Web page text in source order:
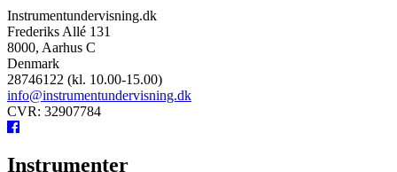
Instrumentundervisning.dk
Frederiks Allé 131
8000, Aarhus C
Denmark
28746122 (kl. 10.00-15.00)
info@instrumentundervisning.dk
CVR: 32907784
Instrumenter